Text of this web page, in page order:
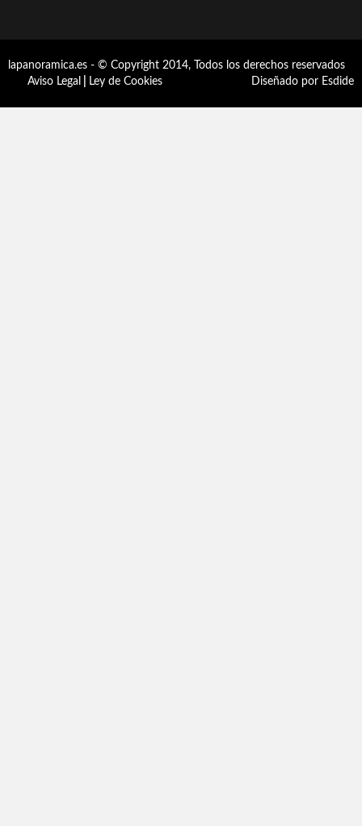
lapanoramica.es - © Copyright 2014, Todos los derechos reservados
Aviso Legal
Ley de Cookies Diseñado por Esdide